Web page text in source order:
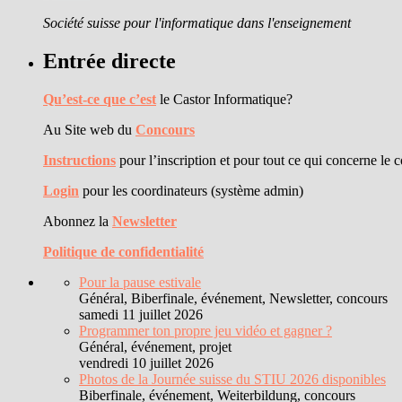
Société suisse pour l'informatique dans l'enseignement
Entrée directe
Qu’est-ce que c’est le Castor Informatique?
Au Site web du Concours
Instructions pour l’inscription et pour tout ce qui concerne le
Login pour les coordinateurs (système admin)
Abonnez la Newsletter
Politique de confidentialité
Pour la pause estivale
Général, Biberfinale, événement, Newsletter, concours
samedi 11 juillet 2026
Programmer ton propre jeu vidéo et gagner ?
Général, événement, projet
vendredi 10 juillet 2026
Photos de la Journée suisse du STIU 2026 disponibles
Biberfinale, événement, Weiterbildung, concours